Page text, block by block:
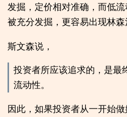
发掘，定价相对准确，而低
被充分发掘，更容易出现林
斯文森说，
投资者所应该追求的，是最
流动性。
因此，如果投资者从一开始